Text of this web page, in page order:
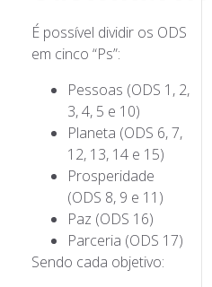
É possível dividir os ODS
em cinco “Ps”:
Pessoas (ODS 1, 2,
3, 4, 5 e 10)
Planeta (ODS 6, 7,
12, 13, 14 e 15)
Prosperidade
(ODS 8, 9 e 11)
Paz (ODS 16)
Parceria (ODS 17)
Sendo cada objetivo: